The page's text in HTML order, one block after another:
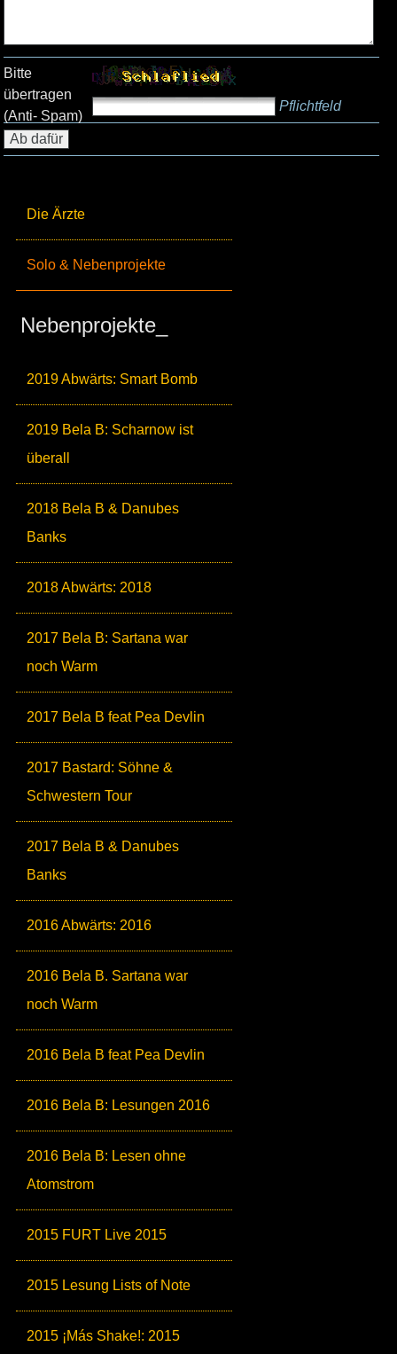
Die Ärzte
Solo & Nebenprojekte
Nebenprojekte_
2019 Abwärts: Smart Bomb
2019 Bela B: Scharnow ist
überall
2018 Bela B & Danubes
Banks
2018 Abwärts: 2018
2017 Bela B: Sartana war
noch Warm
2017 Bela B feat Pea Devlin
2017 Bastard: Söhne &
Schwestern Tour
2017 Bela B & Danubes
Banks
2016 Abwärts: 2016
2016 Bela B. Sartana war
noch Warm
2016 Bela B feat Pea Devlin
2016 Bela B: Lesungen 2016
2016 Bela B: Lesen ohne
Atomstrom
2015 FURT Live 2015
2015 Lesung Lists of Note
2015 ¡Más Shake!: 2015
Bitte
übertragen
(Anti- Spam)
Pflichtfeld